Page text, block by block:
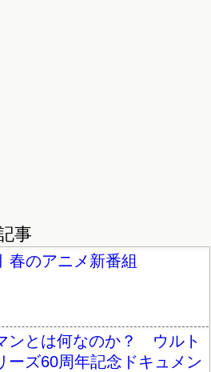
事
春のアニメ新番組
ンとは何なのか？ ウルト
ーズ60周年記念ドキュメン